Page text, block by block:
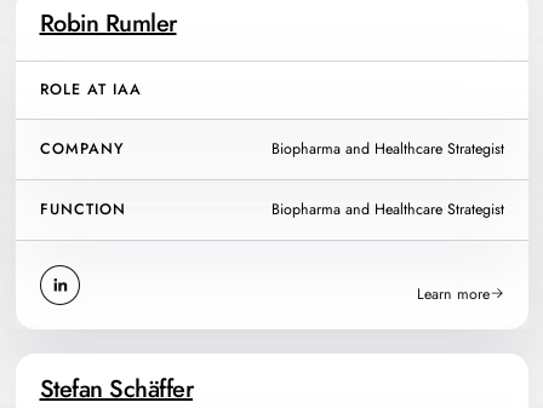
Robin Rumler
ROLE AT IAA
COMPANY Biopharma and Healthcare Strategist
FUNCTION Biopharma and Healthcare Strategist
Learn more
Stefan Schäffer